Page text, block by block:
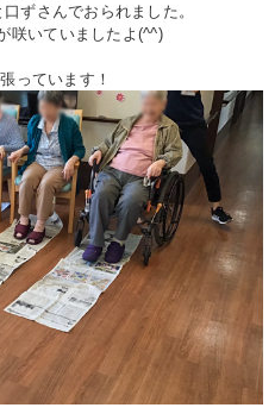
ずさんでおられました。
咲いていましたよ(^^)
っています！